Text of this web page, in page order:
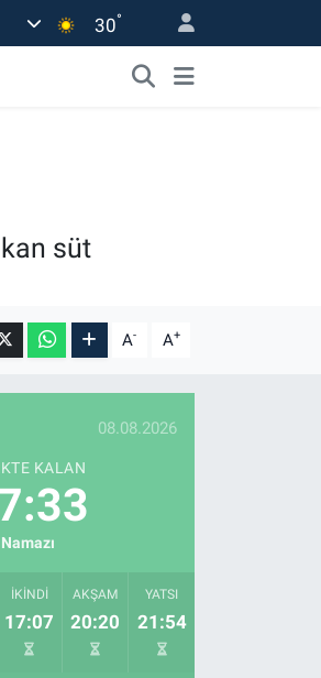
30°
süt
A- A+
08.08.2026
KALAN
İKINDI
17:07
AKŞAM
20:20
YATSI
21:54